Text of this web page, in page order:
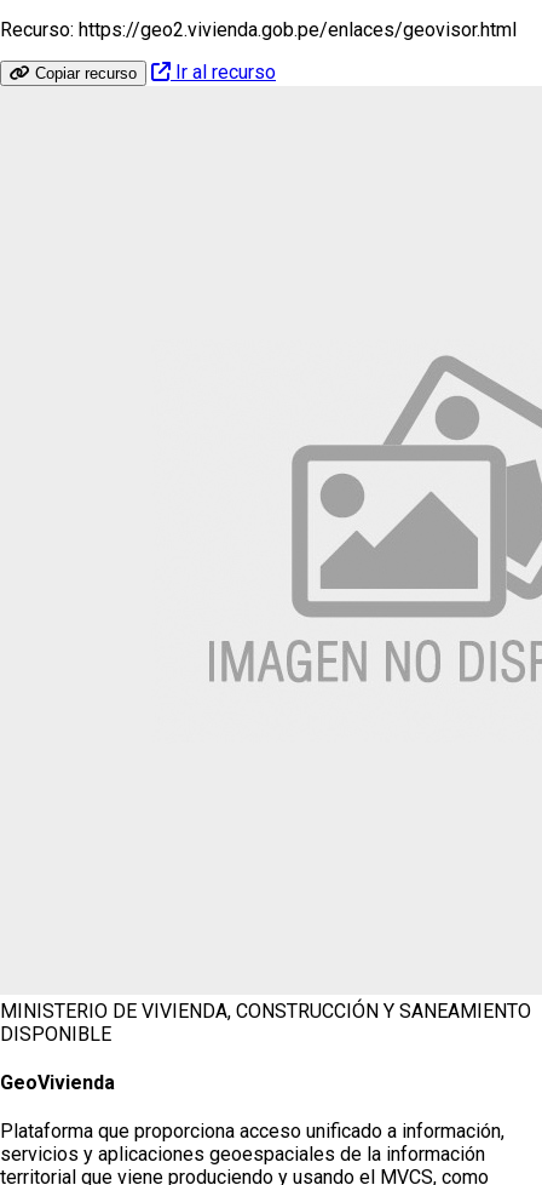
Recurso: https://geo2.vivienda.gob.pe/enlaces/geovisor.html
Copiar recurso Ir al recurso
MINISTERIO DE VIVIENDA, CONSTRUCCIÓN Y SANEAMIENTO
DISPONIBLE
GeoVivienda
Plataforma que proporciona acceso unificado a información,
servicios y aplicaciones geoespaciales de la información
territorial que viene produciendo y usando el MVCS, como